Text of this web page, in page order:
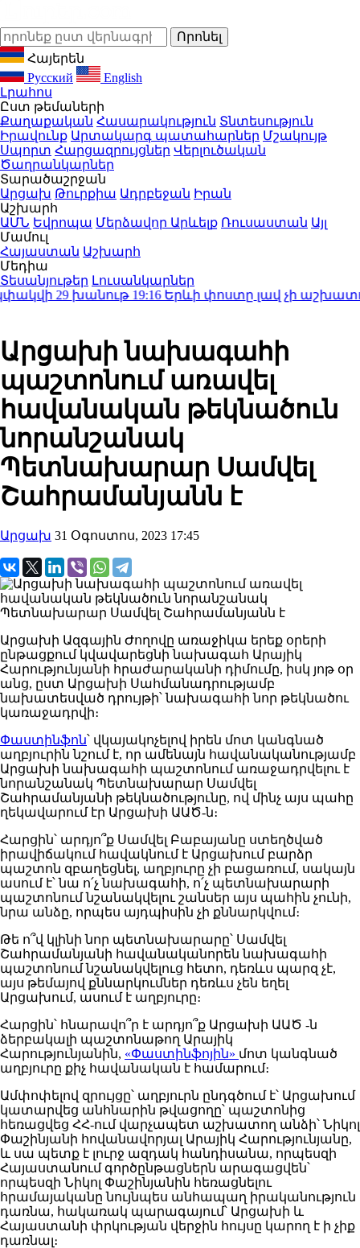
Հայերեն
Русский
English
Լրահոս
Ըստ թեմաների
Քաղաքական Հասարակություն Տնտեսություն
Իրավունք Արտակարգ պատահարներ Մշակույթ
Սպորտ Հարցազրույցներ Վերլուծական
Ծաղրանկարներ
Տարածաշրջան
Արցախ Թուրքիա Ադրբեջան Իրան
Աշխարհ
ԱՄՆ Եվրոպա Մերձավոր Արևելք Ռուսաստան Այլ
Մամուլ
Հայաստան Աշխարհ
Մեդիա
Տեսանյութեր Լուսանկարներ
29 խանութ19:16Երևի փոստը լավ չի
Արցախի նախագահի
պաշտոնում առավել
հավանական թեկնածուն
նորանշանակ
Պետնախարար Սամվել
Շահրամանյանն է
Արցախ 31 Օգոստոս, 2023 17:45
Արցախի Ազգային Ժողովը առաջիկա երեք օրերի
ընթացքում կվավարեցնի նախագահ Արայիկ
Հարությունյանի հրաժարականի դիմումը, իսկ յոթ օր
անց, ըստ Արցախի Սահմանադրությամբ
նախատեսված դրույթի՝ նախագահի նոր թեկնածու
կառաջադրվի։
Փաստինֆոն՝ վկայակոչելով իրեն մոտ կանգնած
աղբյուրին նշում է, որ ամենայն հավանականությամբ
Արցախի նախագահի պաշտոնում առաջադրվելու է
նորանշանակ Պետնախարար Սամվել
Շահրամանյանի թեկնածությունը, ով մինչ այս պահը
ղեկավարում էր Արցախի ԱԱԾ-ն։
Հարցին՝ արդյո՞ք Սամվել Բաբայանը ստեղծված
իրավիճակում հավակնում է Արցախում բարձր
պաշտոն զբաղեցնել, աղբյուրը չի բացառում, սակայն
ասում է՝ նա ո՛չ նախագահի, ո՛չ պետնախարարի
պաշտոնում նշանակվելու շանսեր այս պահին չունի,
նրա անձը, որպես այդպիսին չի քննարկվում։
Թե ո՞վ կլինի նոր պետնախարարը՝ Սամվել
Շահրամանյանի հավանականորեն նախագահի
պաշտոնում նշանակվելուց հետո, դեռևս պարզ չէ,
այս թեմայով քննարկումներ դեռևս չեն եղել
Արցախում, ասում է աղբյուրը։
Հարցին՝ հնարավո՞ր է արդյո՞ք Արցախի ԱԱԾ -ն
ձերբակալի պաշտոնաթող Արայիկ
Հարությունյանին, «Փաստինֆոյին» մոտ կանգնած
աղբյուրը քիչ հավանական է համարում։
Ամփոփելով զրույցը՝ աղբյուրն ընդգծում է՝ Արցախում
կատարվեց անհնարին թվացողը՝ պաշտոնից
հեռացվեց ՀՀ-ում վարչապետ աշխատող անձի՝ Նիկոլ
Փաշինյանի հովանավորյալ Արայիկ Հարությունյանը,
և սա պետք է լուրջ ազդակ հանդիսանա, որպեսզի
Հայաստանում գործընթացներն արագացվեն՝
որպեսզի Նիկոլ Փաշինյանին հեռացնելու
հրամայականը նույնպես անհապաղ իրականություն
դառնա, հակառակ պարագայում՝ Արցախի և
Հայաստանի փրկության վերջին հույսը կարող է ի չիք
դառնալ։